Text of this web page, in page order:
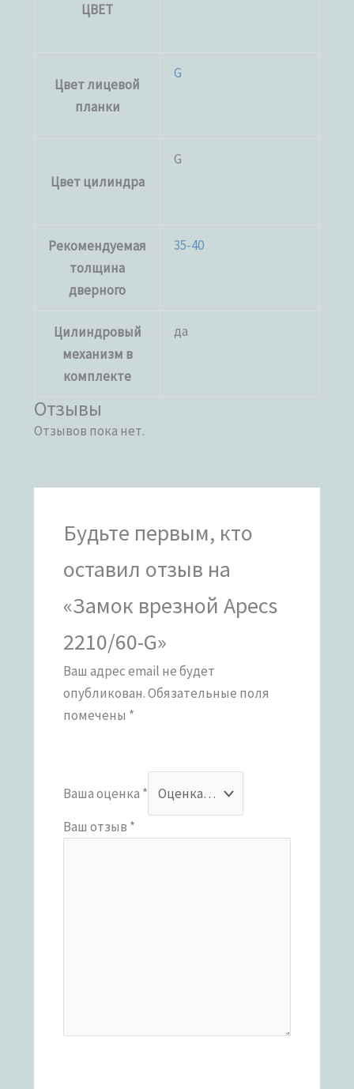
ЦВЕТ
Цвет лицевой
планки
G
Цвет цилиндра
G
Рекомендуемая
толщина
дверного
35-40
Цилиндровый
механизм в
комплекте
да
Отзывы
Отзывов пока нет.
Будьте первым, кто
оставил отзыв на
«Замок врезной Apecs
2210/60-G»
Ваш адрес email не будет
опубликован.Обязательные поля
помечены *
Ваша оценка *
Ваш отзыв *